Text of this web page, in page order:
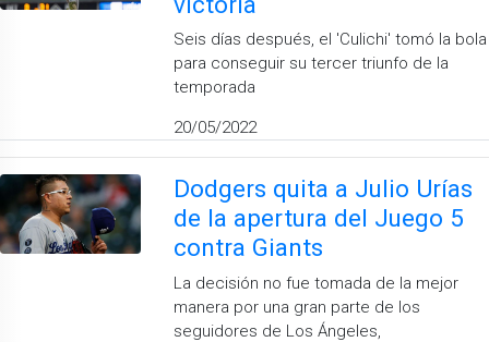
Seis días después, el 'Culichi' tomó la bola
para conseguir su tercer triunfo de la
temporada
20/05/2022
Dodgers quita a Julio Urías
de la apertura del Juego 5
contra Giants
​La decisión no fue tomada de la mejor
manera por una gran parte de los
seguidores de Los Ángeles,